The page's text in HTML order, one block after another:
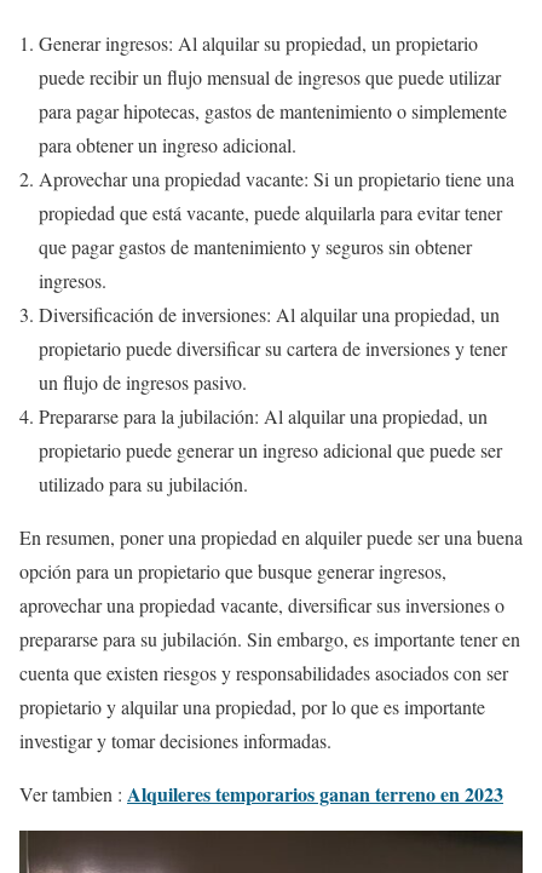
Generar ingresos: Al alquilar su propiedad, un propietario
puede recibir un flujo mensual de ingresos que puede utilizar
para pagar hipotecas, gastos de mantenimiento o simplemente
para obtener un ingreso adicional.
Aprovechar una propiedad vacante: Si un propietario tiene una
propiedad que está vacante, puede alquilarla para evitar tener
que pagar gastos de mantenimiento y seguros sin obtener
ingresos.
Diversificación de inversiones: Al alquilar una propiedad, un
propietario puede diversificar su cartera de inversiones y tener
un flujo de ingresos pasivo.
Prepararse para la jubilación: Al alquilar una propiedad, un
propietario puede generar un ingreso adicional que puede ser
utilizado para su jubilación.
En resumen, poner una propiedad en alquiler puede ser una buena
opción para un propietario que busque generar ingresos,
aprovechar una propiedad vacante, diversificar sus inversiones o
prepararse para su jubilación. Sin embargo, es importante tener en
cuenta que existen riesgos y responsabilidades asociados con ser
propietario y alquilar una propiedad, por lo que es importante
investigar y tomar decisiones informadas.
Ver tambien : Alquileres temporarios ganan terreno en 2023